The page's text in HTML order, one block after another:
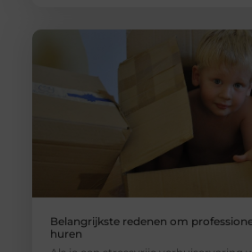
Belangrijkste redenen om
huren